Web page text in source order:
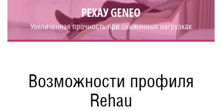
РЕХАУ GENEO
Увеличенная прочность при сниженных нагрузках
Возможности профиля
Rehau